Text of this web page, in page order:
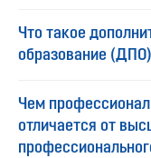
Что такое
образование
Чем
отличается от